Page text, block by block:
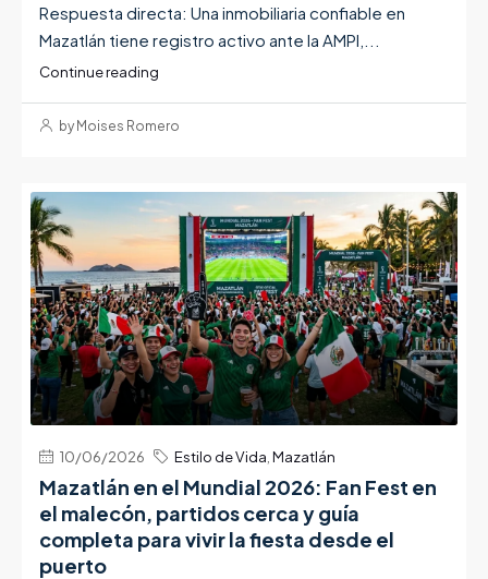
Respuesta directa: Una inmobiliaria confiable en
Mazatlán tiene registro activo ante la AMPI,...
Continue reading
by Moises Romero
10/06/2026 Estilo de Vida Mazatlán
Mazatlán en el Mundial 2026: Fan Fest en
el malecón, partidos cerca y guía
completa para vivir la fiesta desde el
puerto